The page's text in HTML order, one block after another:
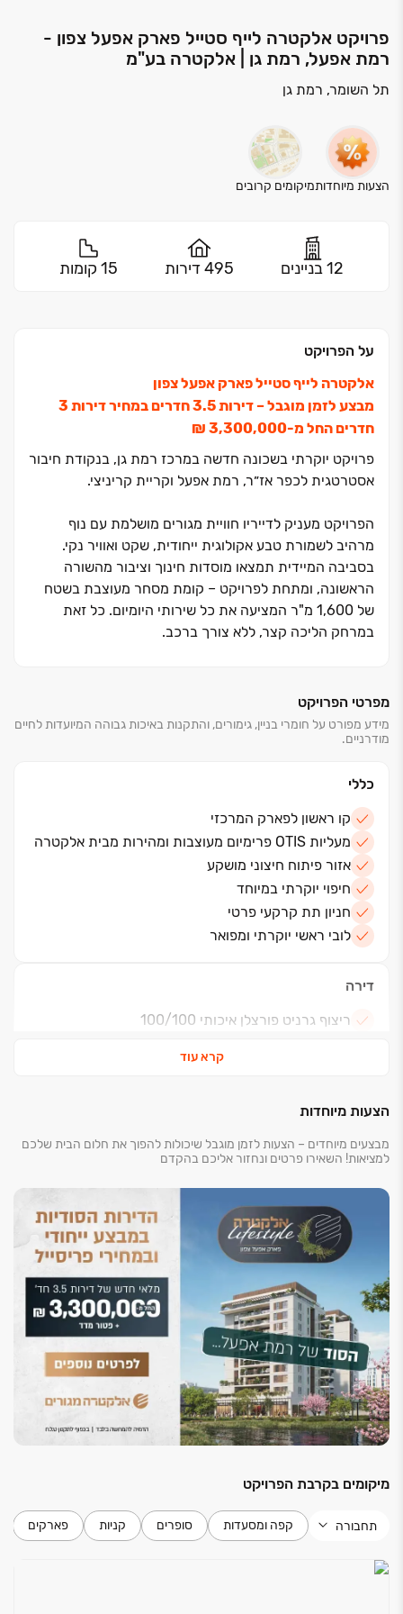
פרויקט אלקטרה לייף סטייל פארק אפעל צפון -
רמת אפעל, רמת גן | אלקטרה בע"מ
תל השומר, רמת גן
הצעות מיוחדותמיקומים קרובים
12 בניינים 495 דירות 15 קומות
על הפרויקט
אלקטרה לייף סטייל פארק אפעל צפון
מבצע לזמן מוגבל ‏– דירות ‏3.5 חדרים במחיר דירות ‏3
חדרים החל מ‏-3,300,000 ‏₪
פרויקט יוקרתי בשכונה חדשה במרכז רמת גן, בנקודת חיבור
אסטרטגית לכפר אז״ר, רמת אפעל וקריית קריניצי.
הפרויקט מעניק לדייריו חוויית מגורים מושלמת עם נוף
מרהיב לשמורת טבע אקולוגית ייחודית, שקט ואוויר נקי.
בסביבה המיידית תמצאו מוסדות חינוך וציבור מהשורה
הראשונה, ומתחת לפרויקט ‏– קומת מסחר מעוצבת בשטח
של ‏1,600 מ"ר המציעה את כל שירותי היומיום. כל זאת
במרחק הליכה קצר, ללא צורך ברכב.
בקפידה, דירות גן עם גינות פרטיות מרווחות ופנטהאוזים
יוקרתיים עם נופים פתוחים.
מפרטי הפרויקט
מידע מפורט על חומרי בניין, גימורים, והתקנות באיכות גבוהה המיועדות לחיים
מודרניים.
כללי
קו ראשון לפארק המרכזי
מעליות OTIS פרימיום מעוצבות ומהירות מבית אלקטרה
אזור פיתוח חיצוני מושקע
חיפוי יוקרתי במיוחד
חניון תת קרקעי פרטי
לובי ראשי יוקרתי ומפואר
דירה
ריצוף גרניט פורצלן איכותי 100/100
מטבחי פרימיום של מותגים בינ"ל
קרא עוד
הצעות מיוחדות
מבצעים מיוחדים – הצעות לזמן מוגבל שיכולות להפוך את חלום הבית שלכם
למציאות! השאירו פרטים ונחזור אליכם בהקדם
מיקומים בקרבת הפרויקט
תחבורה קפה ומסעדות סופרים קניות פארקים